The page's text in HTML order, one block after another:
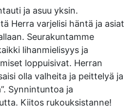
ja asuu yksin.
Herra varjelisi häntä ja asiat
Seurakuntamme
lihanmielisyys ja
loppuisivat. Herran
olla valheita ja peittelyä ja
Synnintuntoa ja
Kiitos rukouksistanne!